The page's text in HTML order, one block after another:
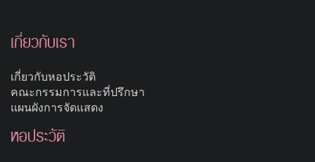
เกี่ยวกับเรา
เกี่ยวกับหอประวัติ
คณะกรรมการและที่ปรึกษา
แผนผังการจัดแสดง
หอประวัติ